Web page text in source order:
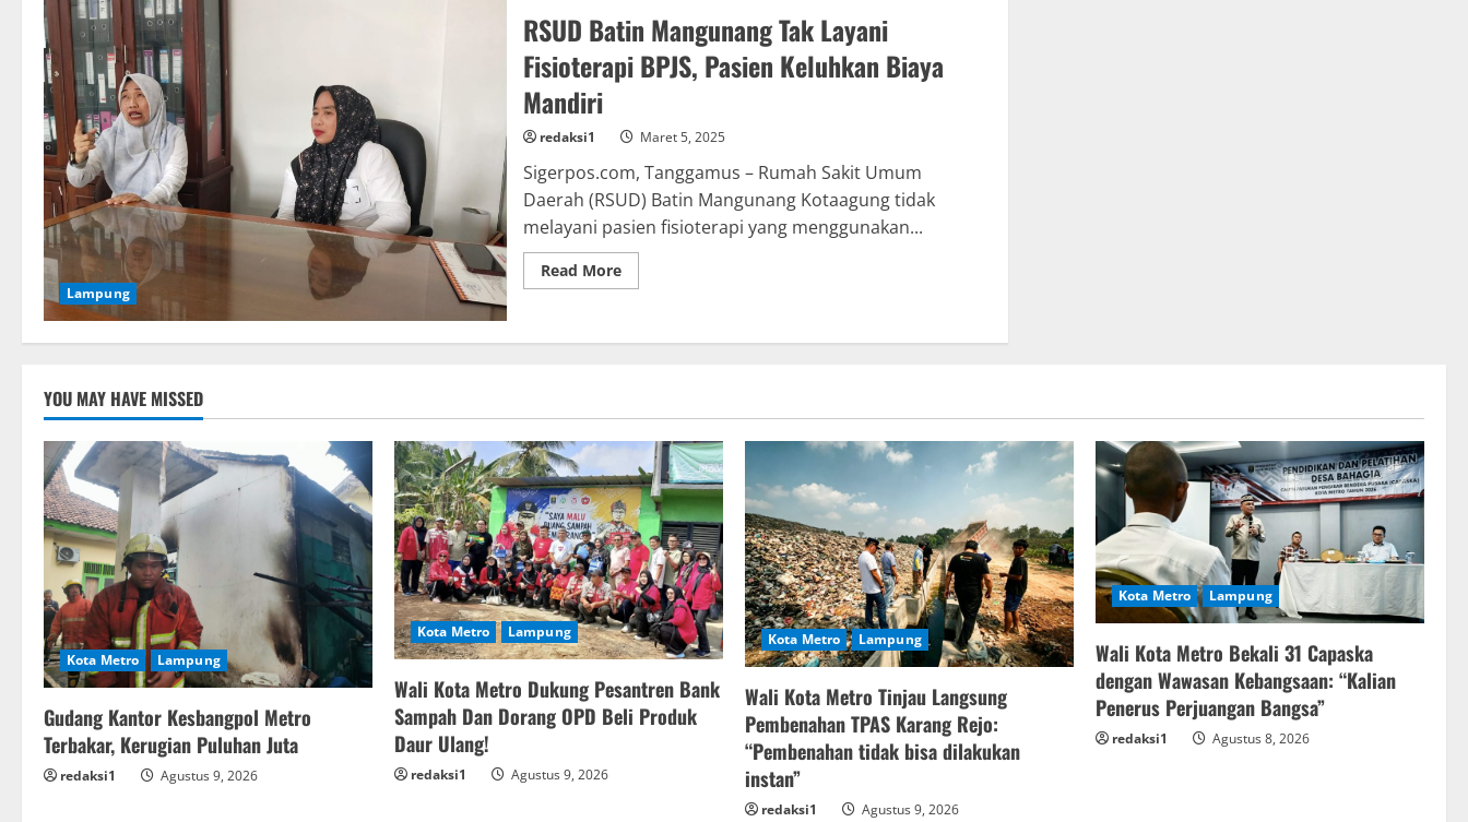
Layani
Pasien
Fisioterapi
BPJS,
Wabup
Respons
Tegas
Lampung
RSUD Batin Mangunang Tak Layani
Fisioterapi BPJS, Pasien Keluhkan Biaya
Mandiri
redaksi1 Maret 5, 2025
Sigerpos.com, Tanggamus – Rumah Sakit Umum
Daerah (RSUD) Batin Mangunang Kotaagung tidak
melayani pasien fisioterapi yang menggunakan...
Read MoreRead
more
Mangunang
Pasien
Keluhkan
Biaya
Mandiri
YOU MAY HAVE MISSED
Kota Metro Lampung
Gudang Kantor Kesbangpol Metro
Terbakar, Kerugian Puluhan Juta
redaksi1 Agustus 9, 2026
Kota Metro Lampung
Wali Kota Metro Dukung Pesantren Bank
Sampah Dan Dorang OPD Beli Produk
Daur Ulang!
redaksi1 Agustus 9, 2026
Kota Metro Lampung
Wali Kota Metro Tinjau Langsung
Pembenahan TPAS Karang Rejo:
“Pembenahan tidak bisa dilakukan
instan”
redaksi1 Agustus 9, 2026
Kota Metro Lampung
Wali Kota Metro Bekali 31 Capaska
dengan Wawasan Kebangsaan: “Kalian
Penerus Perjuangan Bangsa”
redaksi1 Agustus 8, 2026